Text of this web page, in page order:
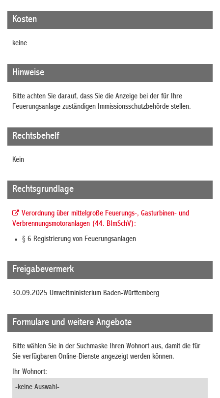
Kosten
keine
Hinweise
Bitte achten Sie darauf, dass Sie die Anzeige bei der für Ihre
Feuerungsanlage zuständigen Immissionsschutzbehörde stellen.
Rechtsbehelf
Kein
Rechtsgrundlage
Verordnung über mittelgroße Feuerungs-, Gasturbinen- und
Verbrennungsmotoranlagen (44. BImSchV):
§ 6 Registrierung von Feuerungsanlagen
Freigabevermerk
30.09.2025 Umweltministerium Baden-Württemberg
Formulare und weitere Angebote
Bitte wählen Sie in der Suchmaske Ihren Wohnort aus, damit die für
Sie verfügbaren Online-Dienste angezeigt werden können.
Ihr Wohnort: